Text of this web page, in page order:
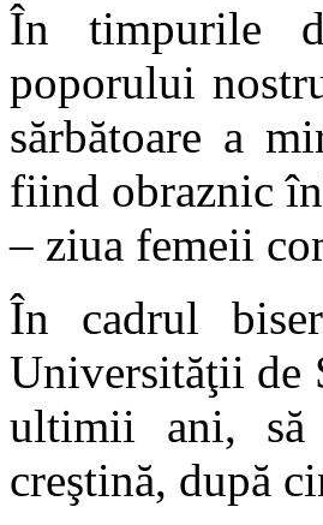
În timpurile
poporului
sărbătoare a
fiind obraznic
– ziua femeii
În cadrul
Universităţii de
ultimii ani, să
creştină, după